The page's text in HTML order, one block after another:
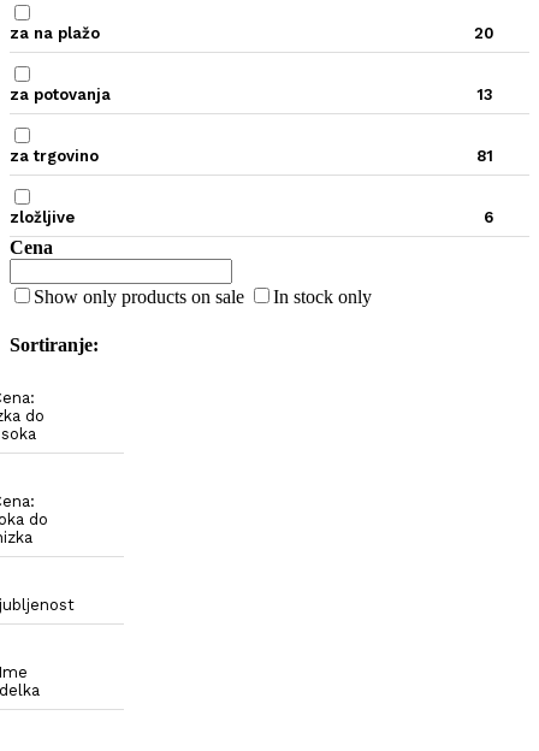
za na plažo 20
za potovanja 13
za trgovino 81
zložljive 6
Cena
Show only products on sale In stock only
Sortiranje:
do
do